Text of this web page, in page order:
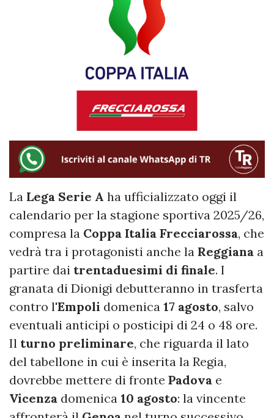
La Lega Serie A ha ufficializzato oggi il
calendario per la stagione sportiva 2025/26,
compresa la Coppa Italia Frecciarossa, che
vedrà tra i protagonisti anche la Reggiana a
partire dai trentaduesimi di finale. I
granata di Dionigi debutteranno in trasferta
contro l'Empoli domenica 17 agosto, salvo
eventuali anticipi o posticipi di 24 o 48 ore.
Il turno preliminare, che riguarda il lato
del tabellone in cui è inserita la Regia,
dovrebbe mettere di fronte Padova e
Vicenza domenica 10 agosto: la vincente